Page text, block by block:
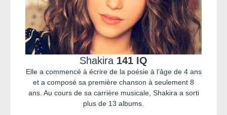
Shakira 141 IQ
Elle a commencé à écrire de la poésie à l’âge de 4 ans
et a composé sa première chanson à seulement 8
ans. Au cours de sa carrière musicale, Shakira a sorti
plus de 13 albums.